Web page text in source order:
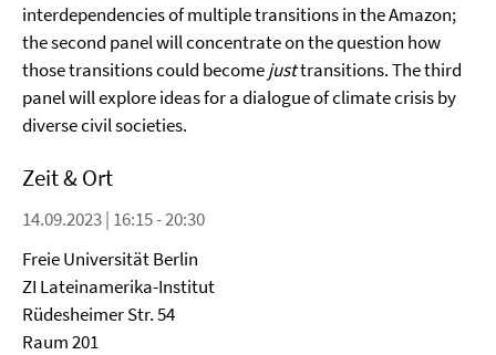
interdependencies of multiple transitions in the Amazon;
the second panel will concentrate on the question how
those transitions could becomejusttransitions. The third
panel will explore ideas for a dialogue of climate crisis by
diverse civil societies.
Zeit & Ort
14.09.2023 | 16:15 - 20:30
Freie Universität Berlin
ZI Lateinamerika-Institut
Rüdesheimer Str. 54
Raum 201